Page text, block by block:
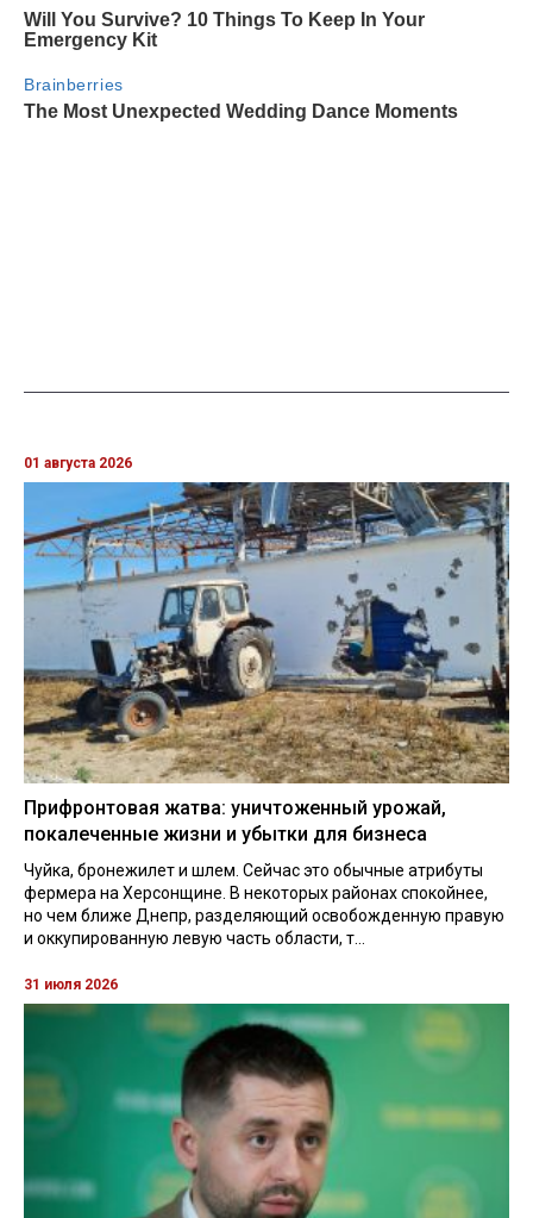
01 августа 2026
Прифронтовая жатва: уничтоженный урожай,
покалеченные жизни и убытки для бизнеса
Чуйка, бронежилет и шлем. Сейчас это обычные атрибуты
фермера на Херсонщине. В некоторых районах спокойнее,
но чем ближе Днепр, разделяющий освобожденную правую
и оккупированную левую часть области, т...
31 июля 2026